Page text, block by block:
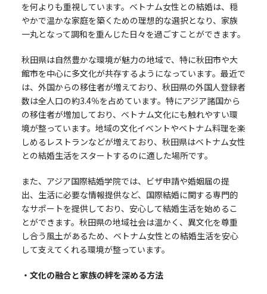
を何よりも重視しています。ベトナム女性との結婚は、穏
やかで温かな家庭を築くための理想的な選択となり、家族
一丸となって調和を重んじた日々を過ごすことができます。
秋田県は自然豊かな環境が魅力の地域で、特に秋田市や大
館市を中心に多文化が共存するようになっています。最近で
は、外国からの移住者が増えており、秋田県の外国人登録者
数は全人口の約3.4％を占めています。特にアジア諸国から
の移住者が増加しており、ベトナム文化にも触れやすい環
境が整っています。地域の文化イベントやベトナム料理を楽
しめるレストランなどが増えており、秋田県はベトナム女性
との結婚生活をスタートするのに適した場所です。
また、アジア国際結婚学院では、ビザ申請や婚姻届の提
出、生活に必要な情報提供など、国際結婚に関する専門的
なサポートを提供しており、安心して結婚生活を始めるこ
とができます。秋田県の地域社会は温かく、異文化を尊重
し合う風土があるため、ベトナム女性との結婚生活を安心
して支えてくれる環境が整っています。
・文化の融合と家族の絆を深める方法